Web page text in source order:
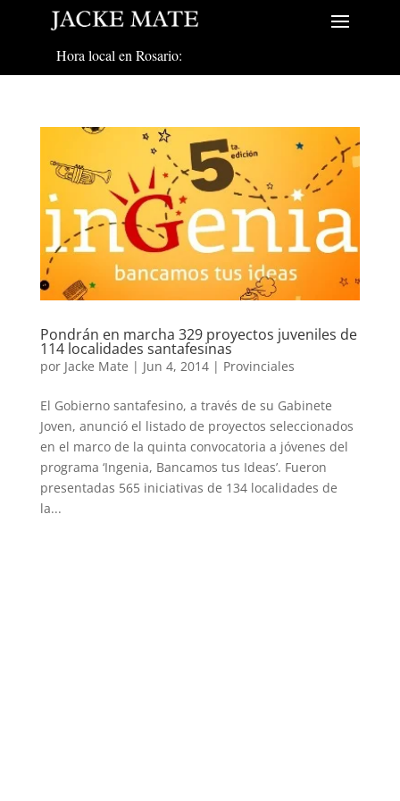
Hora local en Rosario:
Pondrán en marcha 329 proyectos juveniles de
114 localidades santafesinas
por Jacke Mate | Jun 4, 2014| Provinciales
El Gobierno santafesino, a través de su Gabinete
Joven, anunció el listado de proyectos seleccionados
en el marco de la quinta convocatoria a jóvenes del
programa ‘Ingenia, Bancamos tus Ideas’. Fueron
presentadas 565 iniciativas de 134 localidades de
la...